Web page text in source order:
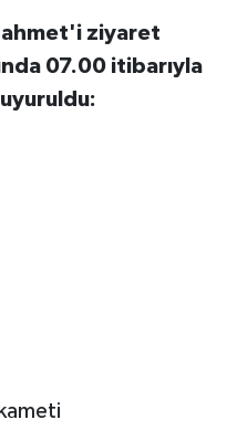
ziyaret
07.00 itibarıyla